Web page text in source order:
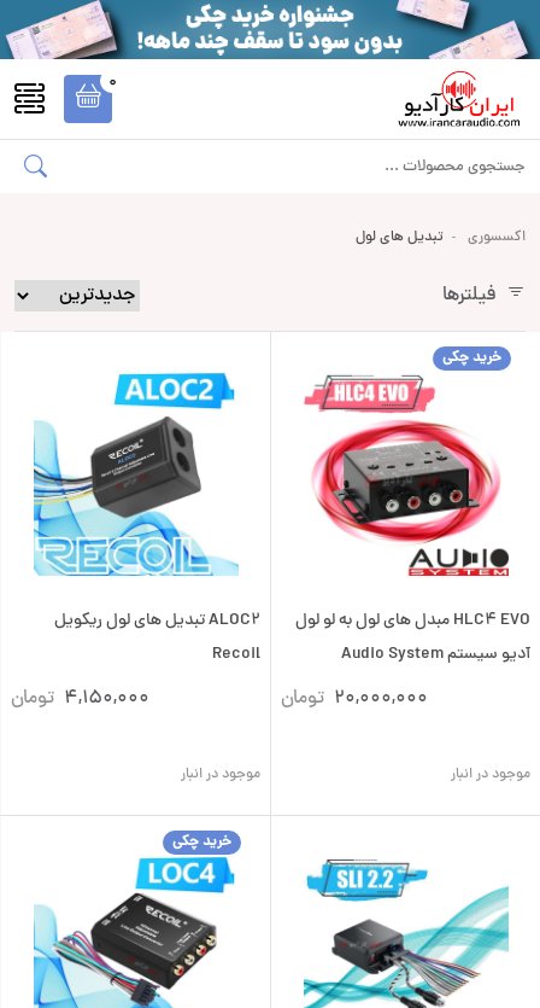
0
اکسسوری تبدیل های لول
فیلترها
خرید چکی
HLC4 EVO مبدل های لول به لو لول
آدیو سیستم Audio System
20,000,000 تومان
موجود در انبار
ALOC2 تبدیل های لول ریکویل
Recoil
4,150,000 تومان
موجود در انبار
خرید چکی